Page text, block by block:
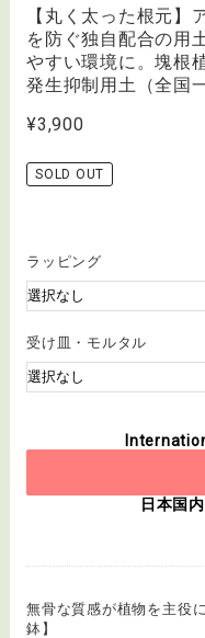
【丸く太った根元】
を防ぐ独自配合の用
やすい環境に。塊根
発生抑制用土（全国
¥3,900
SOLD OUT
ラッピング
受け皿・モルタル
日本国
無骨な質感が植物を主役
鉢】